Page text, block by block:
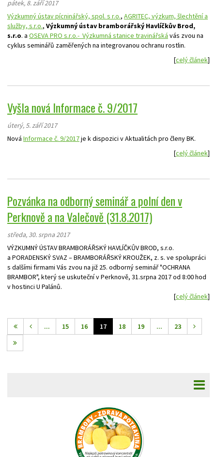
pátek, 8. září 2017
Výzkumný ústavpícninářský, spol. s r.o., AGRITEC, výzkum, šlechtění a
služby, s.r.o., Výzkumný ústav bramborářský Havlíčkův Brod,
s.r.o. a OSEVA PRO s.r.o.- Výzkumná stanice travinářská vás zvou na
cyklus seminářů zaměřených na integrovanou ochranu rostlin.
[celý článek]
Vyšla nová Informace č. 9/2017
úterý, 5. září 2017
Nová Informace č. 9/2017je k dispozici v Aktualitách pro členy BK.
[celý článek]
Pozvánka na odborný seminář a polní den v
Perknově a na Valečově (31.8.2017)
středa, 30. srpna 2017
VÝZKUMNÝ ÚSTAV BRAMBORÁŘSKÝ HAVLÍČKŮV BROD, s.r.o.
a PORADENSKÝ SVAZ – BRAMBORÁŘSKÝ KROUŽEK, z. s. ve spolupráci
s dalšími firmami Vás zvou na již 25. odborný seminář "OCHRANA
BRAMBOR", který se uskuteční v Perknově, 31.srpna 2017 od 8:00 hod
v hostinci U Palánů.
[celý článek]
... 15 16 17 18 19 ... 23